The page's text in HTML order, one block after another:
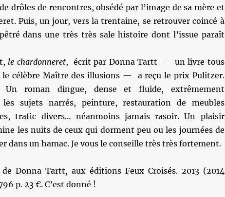
drôles de rencontres, obsédé par l’image de sa mère et
Puis, un jour, vers la trentaine, se retrouver coincé à
dans une très très sale histoire dont l’issue paraît
le chardonneret, écrit par Donna Tartt — un livre tous
le célèbre Maître des illusions — a reçu le prix Pulitzer.
Un roman dingue, dense et fluide, extrêmement
les sujets narrés, peinture, restauration de meubles
trafic divers… néanmoins jamais rasoir. Un plaisir
les nuits de ceux qui dorment peu ou les journées de
dans un hamac. Je vous le conseille très très fortement.
Donna Tartt, aux éditions Feux Croisés. 2013 (2014
p. 23 €. C’est donné !